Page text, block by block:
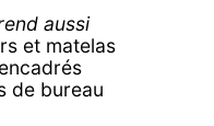
aussi
et matelas
de bureau